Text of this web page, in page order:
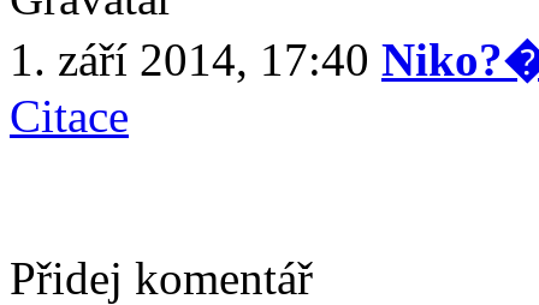
1. září 2014, 17:40
Citace
Přidej komentář